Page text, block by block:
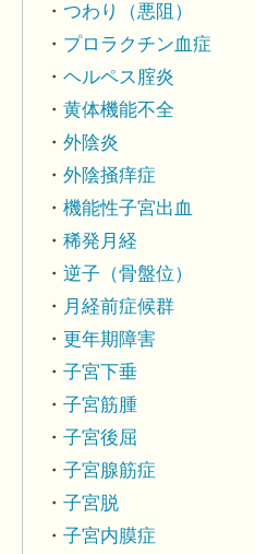
つわり（悪阻）
プロラクチン血症
ヘルペス腟炎
黄体機能不全
外陰炎
外陰掻痒症
機能性子宮出血
稀発月経
逆子（骨盤位）
月経前症候群
更年期障害
子宮下垂
子宮筋腫
子宮後屈
子宮腺筋症
子宮脱
子宮内膜症